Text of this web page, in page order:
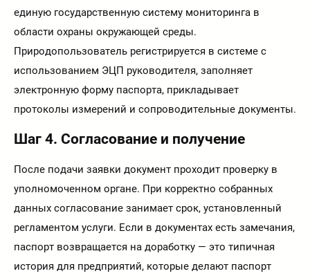
единую государственную систему мониторинга в
области охраны окружающей среды.
Природопользователь регистрируется в системе с
использованием ЭЦП руководителя, заполняет
электронную форму паспорта, прикладывает
протоколы измерений и сопроводительные документы.
Шаг 4. Согласование и получение
После подачи заявки документ проходит проверку в
уполномоченном органе. При корректно собранных
данных согласование занимает срок, установленный
регламентом услуги. Если в документах есть замечания,
паспорт возвращается на доработку — это типичная
история для предприятий, которые делают паспорт